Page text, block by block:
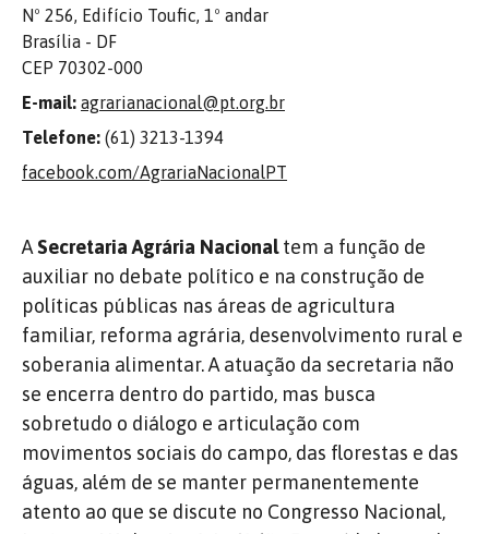
Nº 256, Edifício Toufic, 1º andar
Brasília - DF
CEP 70302-000
E-mail: agrarianacional@pt.org.br
Telefone: (61) 3213-1394
facebook.com/AgrariaNacionalPT
ASecretaria Agrária Nacionaltem a função de
auxiliar no debate político e na construção de
políticas públicas nas áreas de agricultura
familiar, reforma agrária, desenvolvimento rural e
soberania alimentar. A atuação da secretaria não
se encerra dentro do partido, mas busca
sobretudo o diálogo e articulação com
movimentos sociais do campo, das florestas e das
águas, além de se manter permanentemente
atento ao que se discute no Congresso Nacional,